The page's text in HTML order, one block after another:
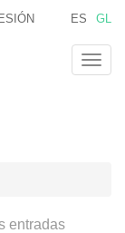
ES GL
entradas